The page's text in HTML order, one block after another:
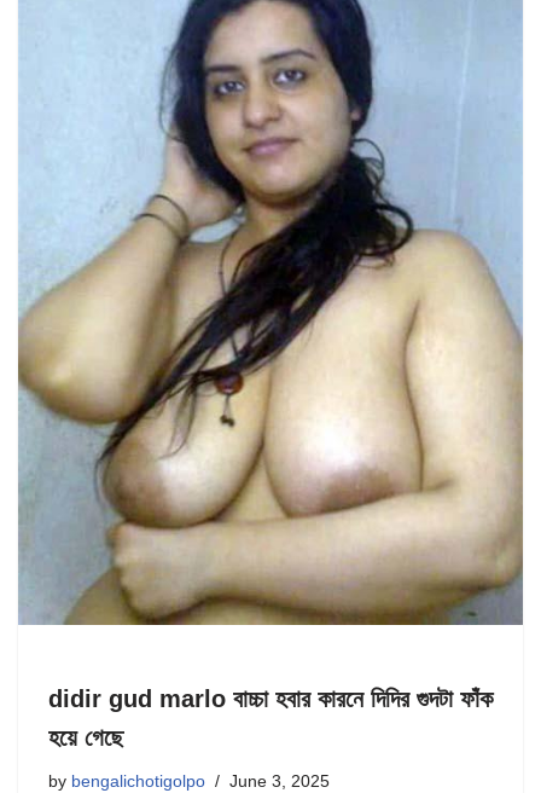
didir gud marlo বাচ্চা হবার কারনে দিদির গুদটা ফাঁক
হয়ে গেছে
by bengalichotigolpo June 3, 2025